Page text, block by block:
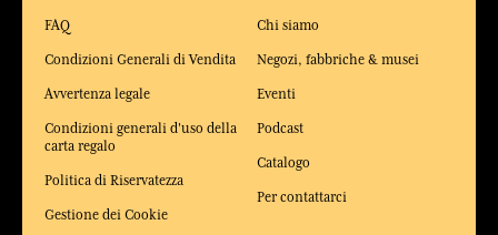
FAQ
Condizioni Generali di Vendita
Avvertenza legale
Condizioni generali d'uso della
carta regalo
Politica di Riservatezza
Gestione dei Cookie
Chi siamo
Negozi, fabbriche & musei
Eventi
Podcast
Catalogo
Per contattarci